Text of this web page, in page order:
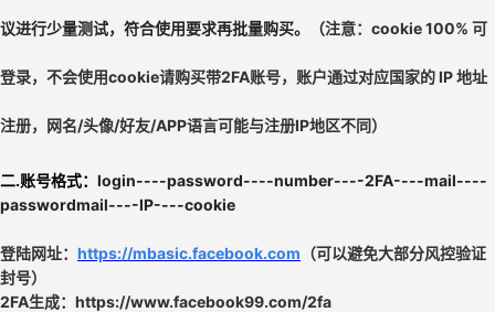
议进行少量测试，符合使用要求再批量购买。 （注意：cookie 100% 可
登录，不会使用cookie请购买带2FA账号， 账户通过对应国家的 IP 地址
注册，网名/头像/好友/APP语言可能与注册IP地区不同）
二.账号格式： login----password----number----2FA----mail----
passwordmail----IP----cookie
登陆网址： https://mbasic.facebook.com （可以避免大部分风控验证
封号）
2FA生成：https://www.facebook99.com/2fa